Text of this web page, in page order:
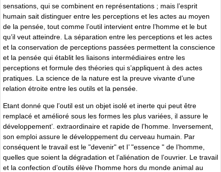
sensations, qui se combinent en représentations ; mais l’esprit
humain sait distinguer entre les perceptions et les actes au moyen
de la pensée, tout comme l’outil intervient entre l’homme et le but
qu’il veut atteindre. La séparation entre les perceptions et les actes
et la conservation de perceptions passées permettent la conscience
et la pensée qui établit les liaisons intermédiaires entre les
perceptions et formule des théories qui s’appliquent à des actes
pratiques. La science de la nature est la preuve vivante d’une
relation étroite entre les outils et la pensée.
Etant donné que l’outil est un objet isolé et inerte qui peut être
remplacé et amélioré sous les formes les plus variées, il assure le
développement’. extraordinaire et rapide de l’homme. Inversement,
son emploi assure le développement du cerveau humain. Par
conséquent le travail est le "devenir" et I’ "essence " de l’homme,
quelles que soient la dégradation et l’aliénation de l’ouvrier. Le travail
et la confection d’outils élève l’homme hors du monde animal au